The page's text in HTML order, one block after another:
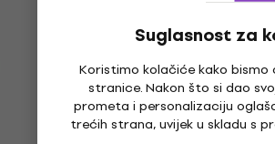
Suglasnost za
Koristimo kolačiće kako
stranice. Nakon što si dao
prometa i personalizaciju
trećih strana, uvijek u skladu s